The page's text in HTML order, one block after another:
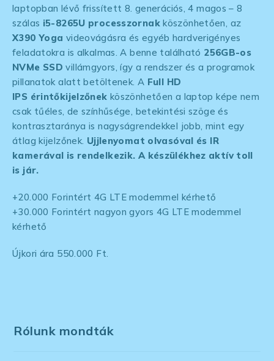
laptopban lévő frissített 8. generációs, 4 magos – 8
szálas i5-8265U processzornakköszönhetően, az
X390 Yoga videovágásra és egyéb hardverigényes
feladatokra is alkalmas. A benne található 256GB-os
NVMe SSD villámgyors, így a rendszer és a programok
pillanatok alatt betöltenek. A Full HD
IPS érintőkijelzőnek köszönhetően a laptop képe nem
csak tűéles, de színhűsége, betekintési szöge és
kontrasztaránya is nagyságrendekkel jobb, mint egy
átlag kijelzőnek. Ujjlenyomat olvasóval és IR
kamerával is rendelkezik. A készülékhez aktív toll
is jár.
+20.000 Forintért 4G LTE modemmel kérhető
+30.000 Forintért nagyon gyors 4G LTE modemmel
kérhető
Újkori ára 550.000 Ft.
Rólunk mondták